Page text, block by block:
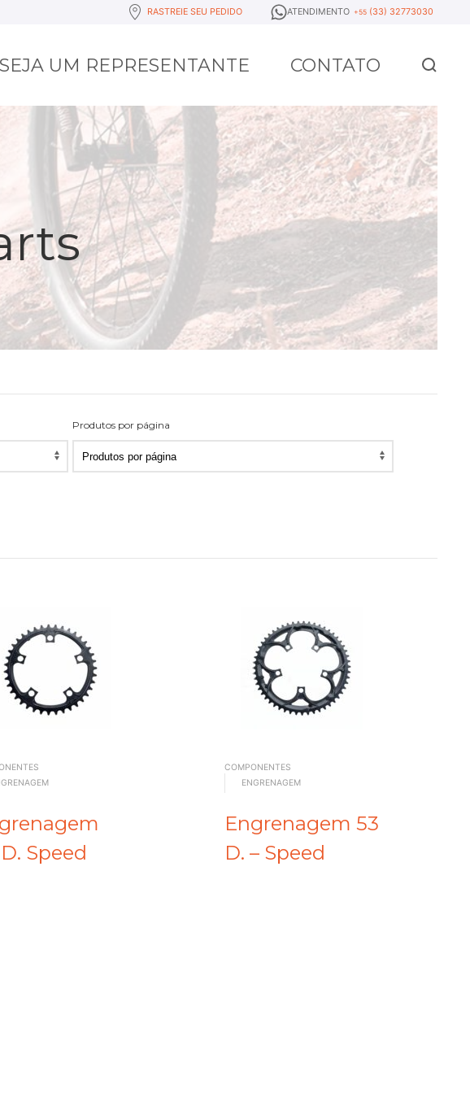
RASTREIE SEU PEDIDO ATENDIMENTO +55 (33) 32773030
SEJA UM REPRESENTANTE CONTATO
Produtos por página
Produtos
por
Speed
COMPONENTES
ENGRENAGEM
Engrenagem 53
D. – Speed